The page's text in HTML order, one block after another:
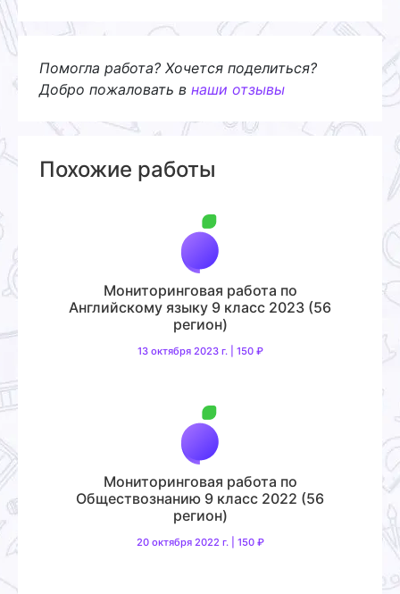
Помогла работа? Хочется поделиться?
Добро пожаловать в наши отзывы
Похожие работы
Мониторинговая работа по
Английскому языку 9 класс 2023 (56
регион)
13 октября 2023 г. | 150 ₽
Мониторинговая работа по
Обществознанию 9 класс 2022 (56
регион)
20 октября 2022 г. | 150 ₽